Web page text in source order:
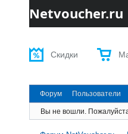
Netvoucher.ru
Скидки
Форум Пользователи
Вы не вошли.